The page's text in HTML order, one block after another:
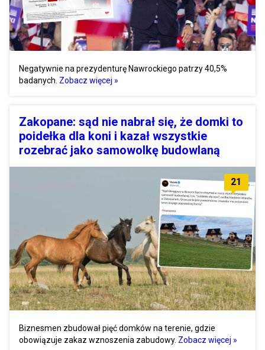
Negatywnie na prezydenturę Nawrockiego patrzy 40,5%
badanych. Zobacz więcej »
Zakopane: sąd nie nabrał się, że domki to
poidełka dla koni i kazał wszystkie
rozebrać jako samowolkę budowlaną
21
Biznesmen zbudował pięć domków na terenie, gdzie
obowiązuje zakaz wznoszenia zabudowy. Zobacz więcej »